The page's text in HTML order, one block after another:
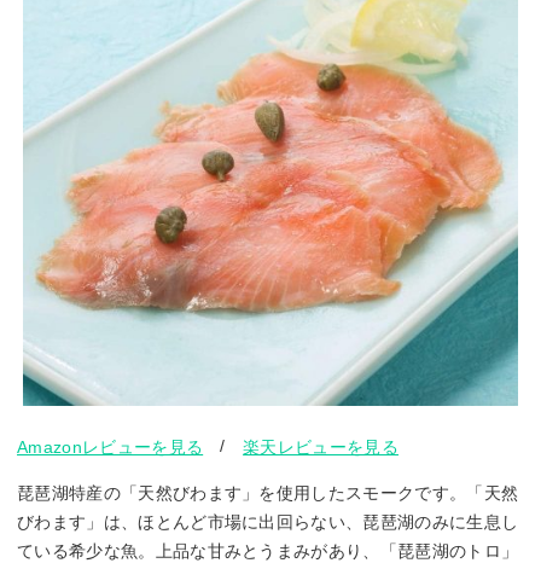
Amazonレビューを見る /楽天レビューを見る
琵琶湖特産の「天然びわます」を使用したスモークです。「天然
びわます」は、ほとんど市場に出回らない、琵琶湖のみに生息し
ている希少な魚。上品な甘みとうまみがあり、「琵琶湖のトロ」